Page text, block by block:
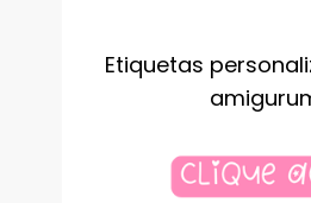
Etiquetas